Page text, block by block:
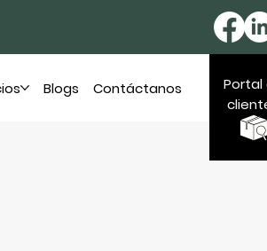
Blogs Contáctanos
Portal